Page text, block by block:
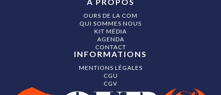
OURS DE LA COM
QUI SOMMES NOUS
KIT MÉDIA
AGENDA
CONTACT
INFORMATIONS
MENTIONS LÉGALES
CGU
CGV